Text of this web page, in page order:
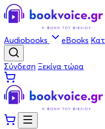
Audiobooks eBooks
Σύνδεση Ξεκίνα τώρα